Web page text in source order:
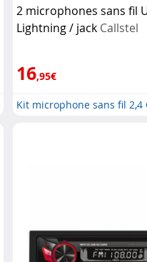
2 microphones sans fil
Lightning / jack Callstel
16,95€
Kit microphone sans fil 2,4